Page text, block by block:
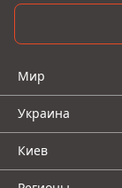
Мир
Украина
Киев